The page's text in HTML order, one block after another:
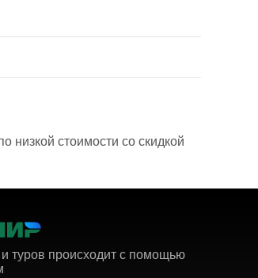
низкой стоимости со скидкой
туров происходит с помощью